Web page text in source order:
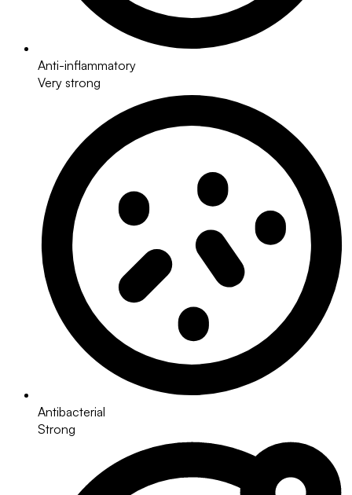
Anti-inflammatory
Very strong
Antibacterial
Strong